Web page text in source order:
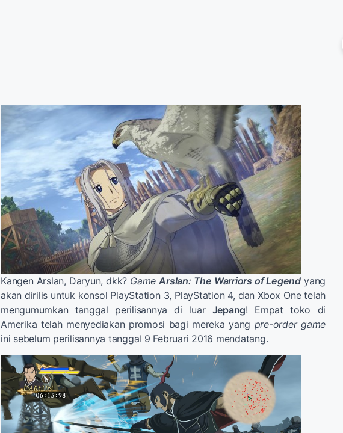
Kangen Arslan, Daryun, dkk? Game Arslan: The Warriors of Legendyang
akan dirilis untuk konsol PlayStation 3, PlayStation 4, dan Xbox One telah
mengumumkan tanggal perilisannya di luar Jepang! Empat toko di
Amerika telah menyediakan promosi bagi mereka yang pre-order game
ini sebelum perilisannya tanggal 9 Februari 2016 mendatang.